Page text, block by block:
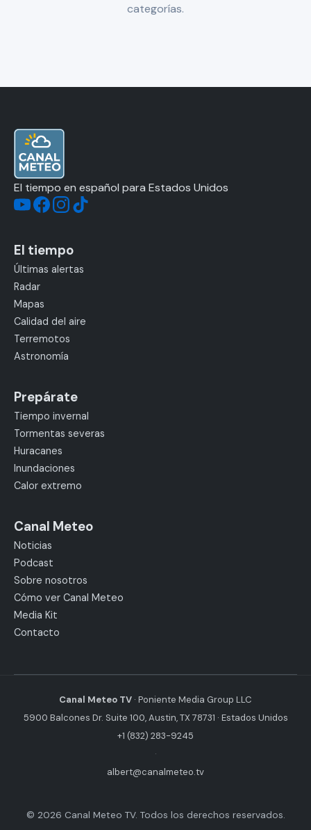
categorías.
El tiempo en español para Estados Unidos
El tiempo
Últimas alertas
Radar
Mapas
Calidad del aire
Terremotos
Astronomía
Prepárate
Tiempo invernal
Tormentas severas
Huracanes
Inundaciones
Calor extremo
Canal Meteo
Noticias
Podcast
Sobre nosotros
Cómo ver Canal Meteo
Media Kit
Contacto
Canal Meteo TV · Poniente Media Group LLC
5900 Balcones Dr. Suite 100, Austin, TX 78731 · Estados Unidos
+1 (832) 283-9245
·
albert@canalmeteo.tv
© 2026 Canal Meteo TV. Todos los derechos reservados.